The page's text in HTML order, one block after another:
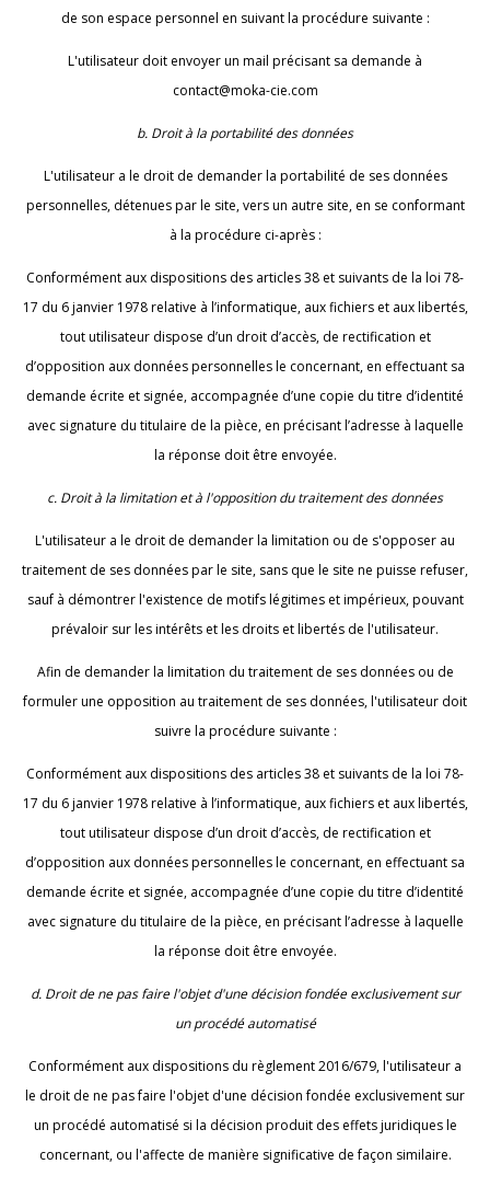
de son espace personnel en suivant la procédure suivante :
L'utilisateur doit envoyer un mail précisant sa demande à
contact@moka-cie.com
b. Droit à la portabilité des données
L'utilisateur a le droit de demander la portabilité de ses données
personnelles, détenues par le site, vers un autre site, en se conformant
à la procédure ci-après :
Conformément aux dispositions des articles 38 et suivants de la loi 78-
17 du 6 janvier 1978 relative à l’informatique, aux fichiers et aux libertés,
tout utilisateur dispose d’un droit d’accès, de rectification et
d’opposition aux données personnelles le concernant, en effectuant sa
demande écrite et signée, accompagnée d’une copie du titre d’identité
avec signature du titulaire de la pièce, en précisant l’adresse à laquelle
la réponse doit être envoyée.
c. Droit à la limitation et à l'opposition du traitement des données
L'utilisateur a le droit de demander la limitation ou de s'opposer au
traitement de ses données par le site, sans que le site ne puisse refuser,
sauf à démontrer l'existence de motifs légitimes et impérieux, pouvant
prévaloir sur les intérêts et les droits et libertés de l'utilisateur.
Afin de demander la limitation du traitement de ses données ou de
formuler une opposition au traitement de ses données, l'utilisateur doit
suivre la procédure suivante :
Conformément aux dispositions des articles 38 et suivants de la loi 78-
17 du 6 janvier 1978 relative à l’informatique, aux fichiers et aux libertés,
tout utilisateur dispose d’un droit d’accès, de rectification et
d’opposition aux données personnelles le concernant, en effectuant sa
demande écrite et signée, accompagnée d’une copie du titre d’identité
avec signature du titulaire de la pièce, en précisant l’adresse à laquelle
la réponse doit être envoyée.
d. Droit de ne pas faire l'objet d'une décision fondée exclusivement sur
un procédé automatisé
Conformément aux dispositions du règlement 2016/679, l'utilisateur a
le droit de ne pas faire l'objet d'une décision fondée exclusivement sur
un procédé automatisé si la décision produit des effets juridiques le
concernant, ou l'affecte de manière significative de façon similaire.